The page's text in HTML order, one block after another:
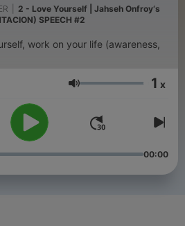
2 - Love Yourself | Jahseh Onfroy‘s
SPEECH #2
work on your life (awareness,
Volumen 1 x
00:00